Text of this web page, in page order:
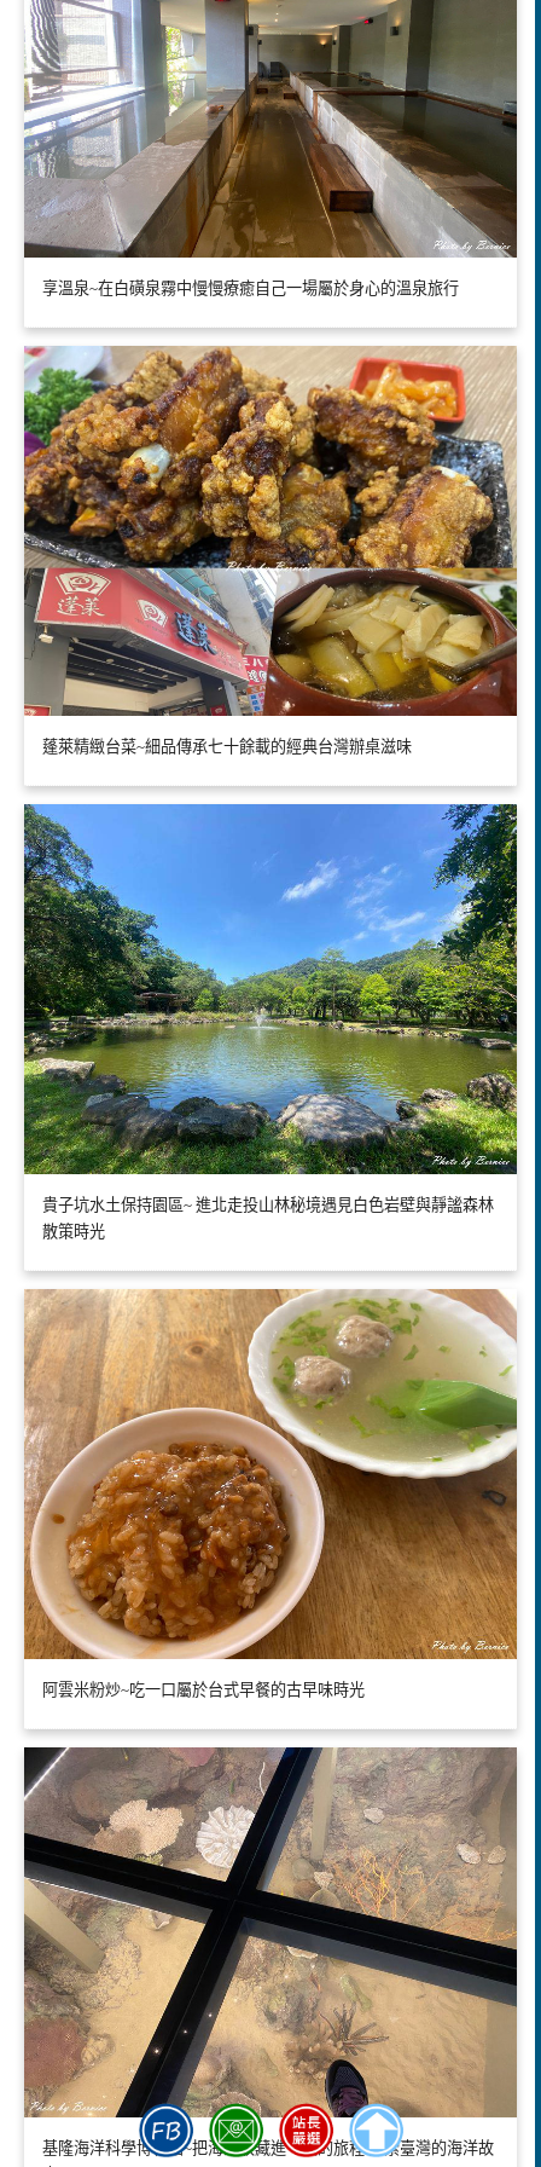
享溫泉~在白磺泉霧中慢慢療癒自己一場屬於身心的溫泉旅行
蓬萊精緻台菜~細品傳承七十餘載的經典台灣辦桌滋味
貴子坑水土保持園區~ 進北走投山林秘境遇見白色岩壁與靜謐森林
散策時光
阿雲米粉炒~吃一口屬於台式早餐的古早味時光
基隆海洋科學博物館~把海洋收藏進一天的旅程 探索臺灣的海洋故